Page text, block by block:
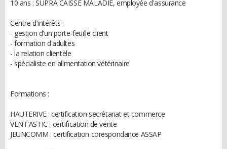
10 ans : SUPRA CAISSE MALADIE, employée d'assurance
Centre d'intérêts :
- gestion d'un porte-feuille client
- formation d'adultes
- la relation clientèle
- spécialiste en alimentation vétérinaire
Formations :
HAUTERIVE : certification secrétariat et commerce
VENT'ASTIC : certification de vente
JEUNCOMM : certification corespondance ASSAP